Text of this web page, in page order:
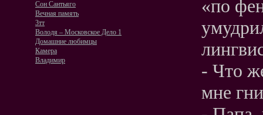
Сон Сантьяго
Вечная память
3тт
Володя – Московское Дело 1
Домашние любимцы
Камера
Владимир
«по
- Что
мне